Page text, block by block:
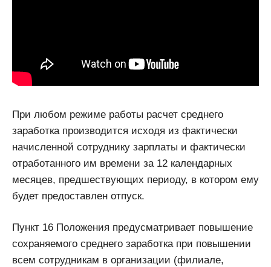
При любом режиме работы расчет среднего
заработка производится исходя из фактически
начисленной сотруднику зарплаты и фактически
отработанного им времени за 12 календарных
месяцев, предшествующих периоду, в котором ему
будет предоставлен отпуск.
Пункт 16 Положения предусматривает повышение
сохраняемого среднего заработка при повышении
всем сотрудникам в организации (филиале,